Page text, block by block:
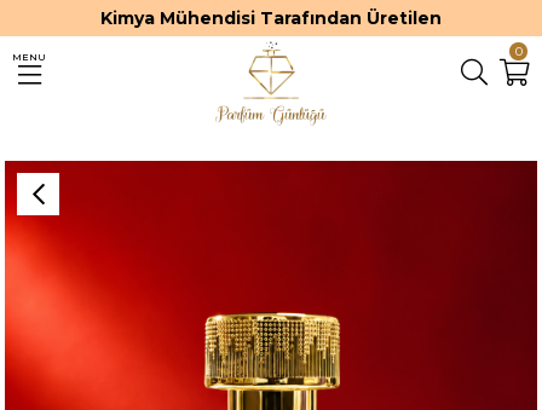
Kimya Mühendisi Tarafından Üretilen
0
MENU